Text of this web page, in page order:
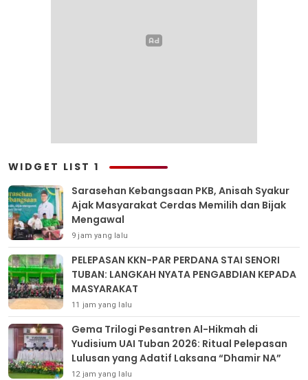
WIDGET LIST 1
Sarasehan Kebangsaan PKB, Anisah Syakur
Ajak Masyarakat Cerdas Memilih dan Bijak
Mengawal
9 jam yang lalu
PELEPASAN KKN-PAR PERDANA STAI SENORI
TUBAN: LANGKAH NYATA PENGABDIAN KEPADA
MASYARAKAT
11 jam yang lalu
Gema Trilogi Pesantren Al-Hikmah di
Yudisium UAI Tuban 2026: Ritual Pelepasan
Lulusan yang Adatif Laksana “Dhamir NA”
12 jam yang lalu